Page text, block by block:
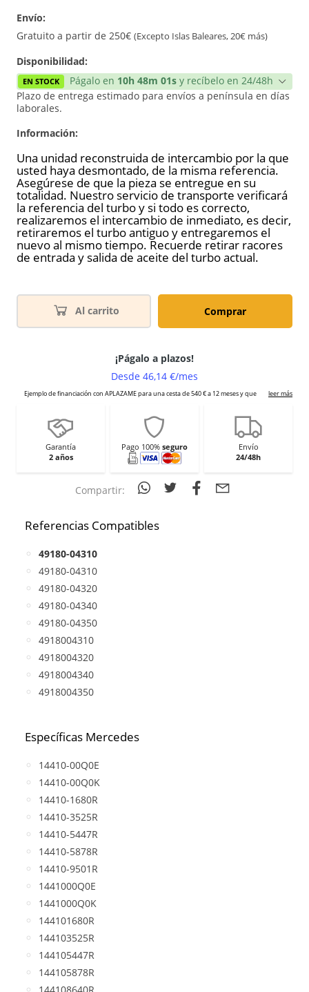
Envío:
Gratuito a partir de 250€ (Excepto Islas Baleares, 20€ más)
Disponibilidad:
EN STOCK Págalo en 10h 48m 01s y recíbelo en 24/48h
Plazo de entrega estimado para envíos a península en días
laborales.
Información:
Una unidad reconstruida de intercambio por la que
usted haya desmontado, de la misma referencia.
Asegúrese de que la pieza se entregue en su
totalidad. Nuestro servicio de transporte verificará
la referencia del turbo y si todo es correcto,
realizaremos el intercambio de inmediato, es decir,
retiraremos el turbo antiguo y entregaremos el
nuevo al mismo tiempo. Recuerde retirar racores
de entrada y salida de aceite del turbo actual.
Al carrito Comprar
Garantía
2 años
Pago 100% seguro
Envío
24/48h
Compartir:
Referencias Compatibles
49180-04310
49180-04310
49180-04320
49180-04340
49180-04350
4918004310
4918004320
4918004340
4918004350
Específicas Mercedes
14410-00Q0E
14410-00Q0K
14410-1680R
14410-3525R
14410-5447R
14410-5878R
14410-9501R
1441000Q0E
1441000Q0K
144101680R
144103525R
144105447R
144105878R